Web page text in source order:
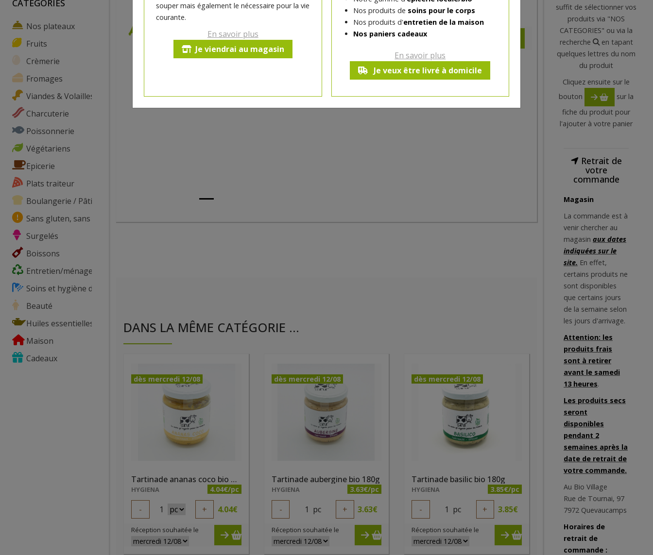
CATEGORIES
Nos plateaux
Fruits
Crèmerie
Fromages
Viandes & Volailles
Charcuterie
Poissonnerie
Végétariens
Epicerie
Plats traiteur
Boulangerie / Pâtisserie
Sans gluten, sans lactose, ...
Surgelés
Boissons
Entretien/ménage
Soins et hygiène du corps
Beauté
Huiles essentielles
Maison
Cadeaux
souper mais également le nécessaire pour la vie
courante.
En savoir plus
Je viendrai au magasin
Nos produits de soins pour le corps
Nos produits d'entretien de la maison
Nos paniers cadeaux
En savoir plus
Je veux être livré à domicile
1 +
Réception souhaitée le
DANS LA MÊME CATÉGORIE ...
dès mercredi 12/08
Tartinade ananas coco bio 190g
HYGIENA 4.04€/pc
- 1 + 4.04€
Réception souhaitée le
dès mercredi 12/08
Tartinade aubergine bio 180g
HYGIENA 3.63€/pc
- 1 pc + 3.63€
Réception souhaitée le
dès mercredi 12/08
Tartinade basilic bio 180g
HYGIENA 3.85€/pc
- 1 pc + 3.85€
Réception souhaitée le
suffit de sélectionner vos
produits via "NOS
CATEGORIES" ou via la
recherche
en tapant
quelques lettres du nom
du produit
Cliquez ensuite sur le
bouton
sur la
fiche du produit pour
l'ajouter à votre panier
Retrait de
votre
commande
Magasin
La commande est à
venir chercher au
magasin aux dates
indiquées sur le
site. En effet,
certains produits ne
sont disponibles
que certains jours
de la semaine selon
les jours d'arrivage.
Attention: les
produits frais
sont à retirer
avant le samedi
13 heures.
Les produits secs
seront
disponibles
pendant 2
semaines après la
date de retrait de
votre commande.
Au Bio Village
Rue de Tournai, 97
7972 Quevaucamps
Horaires de
retrait de
commande :